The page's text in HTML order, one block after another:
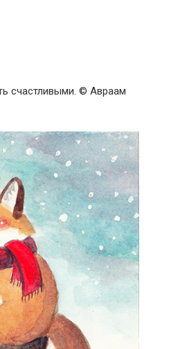
счастливыми. © Авраам